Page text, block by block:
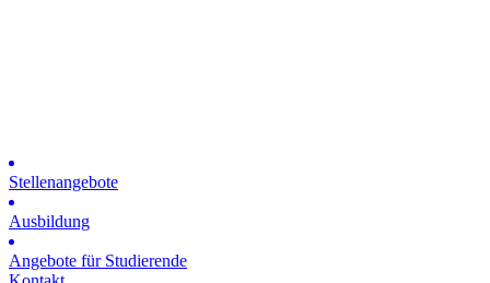
Stellenangebote
Ausbildung
Angebote für Studierende